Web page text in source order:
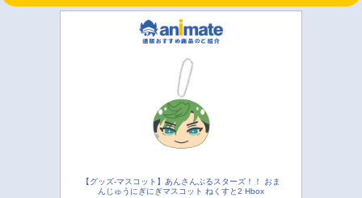
【グッズ-マスコット】あんさんぶるスターズ！！ おま
んじゅうにぎにぎマスコット ねくすと2 Hbox